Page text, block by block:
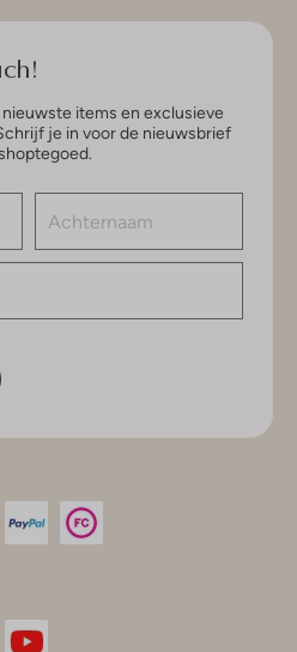
items en exclusieve
je in voor de nieuwsbrief